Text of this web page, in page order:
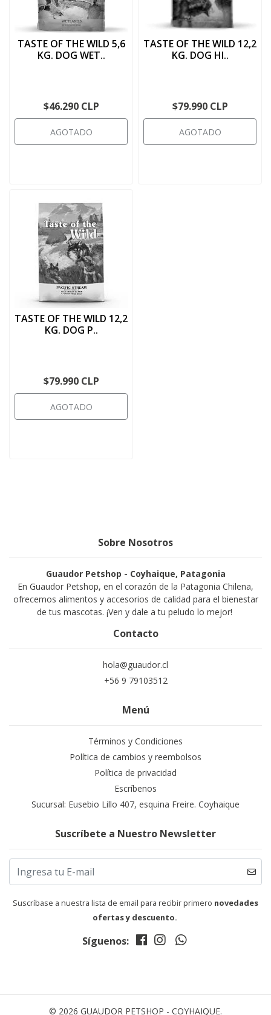
TASTE OF THE WILD 5,6
KG. DOG WET..
$46.290 CLP
AGOTADO
TASTE OF THE WILD 12,2
KG. DOG HI..
$79.990 CLP
AGOTADO
TASTE OF THE WILD 12,2
KG. DOG P..
$79.990 CLP
AGOTADO
Sobre Nosotros
Guaudor Petshop - Coyhaique, Patagonia
En Guaudor Petshop, en el corazón de la Patagonia Chilena,
ofrecemos alimentos y accesorios de calidad para el bienestar
de tus mascotas. ¡Ven y dale a tu peludo lo mejor!
Contacto
hola@guaudor.cl
+56 9 79103512
Menú
Términos y Condiciones
Política de cambios y reembolsos
Política de privacidad
Escríbenos
Sucursal: Eusebio Lillo 407, esquina Freire. Coyhaique
Suscríbete a Nuestro Newsletter
Suscríbase a nuestra lista de email para recibir primero novedades
ofertas y descuento.
Síguenos:
© 2026 GUAUDOR PETSHOP - COYHAIQUE.